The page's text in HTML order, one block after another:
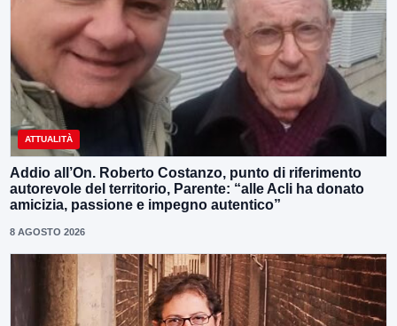
ATTUALITÀ
Addio all’On. Roberto Costanzo, punto di riferimento
autorevole del territorio, Parente: “alle Acli ha donato
amicizia, passione e impegno autentico”
8 AGOSTO 2026